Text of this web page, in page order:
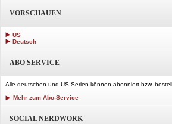
VORSCHAUEN
US
Deutsch
ABO SERVICE
Alle deutschen und US-Serien können abonniert bzw.
Mehr zum Abo-Service
SOCIAL NERDWORK